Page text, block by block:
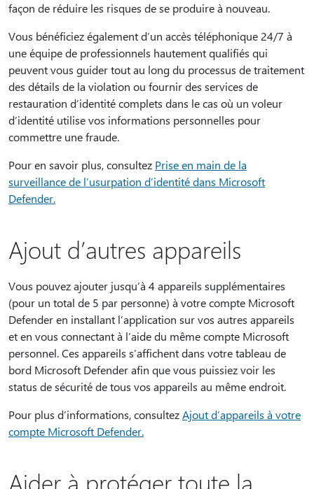
façon de réduire les risques de se produire à nouveau.
Vous bénéficiez également d’un accès téléphonique 24/7 à
une équipe de professionnels hautement qualifiés qui
peuvent vous guider tout au long du processus de traitement
des détails de la violation ou fournir des services de
restauration d’identité complets dans le cas où un voleur
d’identité utilise vos informations personnelles pour
commettre une fraude.
Pour en savoir plus, consultez Prise en main de la
surveillance de l’usurpation d’identité dans Microsoft
Defender.
Ajout d’autres appareils
Vous pouvez ajouter jusqu’à 4 appareils supplémentaires
(pour un total de 5 par personne) à votre compte Microsoft
Defender en installant l’application sur vos autres appareils
et en vous connectant à l’aide du même compte Microsoft
personnel. Ces appareils s’affichent dans votre tableau de
bord Microsoft Defender afin que vous puissiez voir les
status de sécurité de tous vos appareils au même endroit.
Pour plus d’informations, consultezAjout d’appareils à votre
compte Microsoft Defender.
Aider à protéger toute la